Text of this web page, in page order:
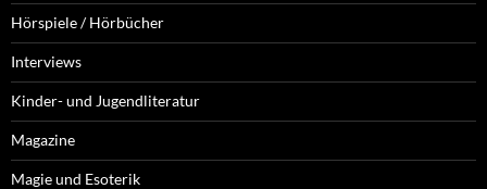
Hörspiele / Hörbücher
Interviews
Kinder- und Jugendliteratur
Magazine
Magie und Esoterik